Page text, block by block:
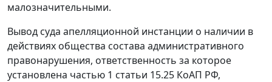
малозначительными.
Вывод суда апелляционной инстанции о наличии в
действиях общества состава административного
правонарушения, ответственность за которое
установлена частью 1 статьи 15.25 КоАП РФ,